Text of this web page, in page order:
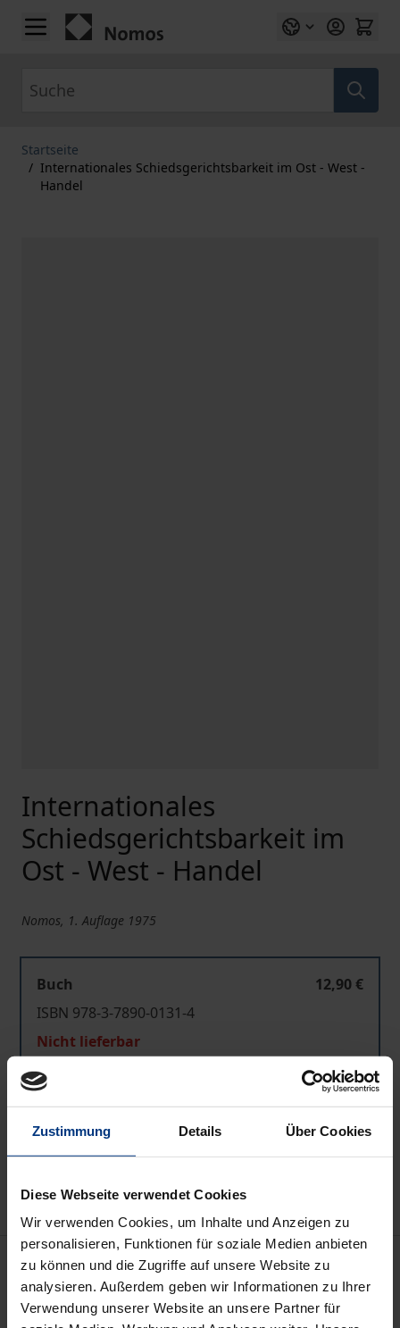
Zustimmung Details Über Cookies
Diese Webseite verwendet Cookies
Wir verwenden Cookies, um Inhalte und Anzeigen zu
personalisieren, Funktionen für soziale Medien anbieten
zu können und die Zugriffe auf unsere Website zu
analysieren. Außerdem geben wir Informationen zu Ihrer
Verwendung unserer Website an unsere Partner für
Zum Inhalt springen
Startseite
/ Internationales Schiedsgerichtsbarkeit im Ost - West -
Handel
Internationales
Schiedsgerichtsbarkeit im
Ost - West - Handel
Nomos, 1. Auflage 1975
Buch
12,90 €
ISBN 978-3-7890-0131-4
Nicht lieferbar
Bibliografische Angaben
Auflage